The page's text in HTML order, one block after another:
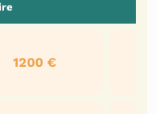
1200 €